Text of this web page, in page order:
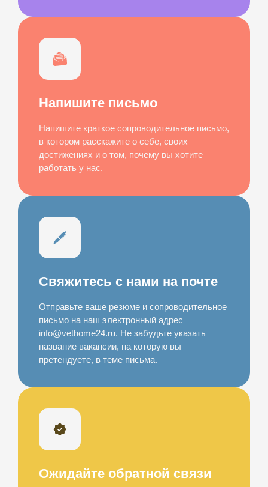
Напишите письмо
Напишите краткое сопроводительное письмо,
в котором расскажите о себе, своих
достижениях и о том, почему вы хотите
работать у нас.
Свяжитесь с нами на почте
Отправьте ваше резюме и сопроводительное
письмо на наш электронный адрес
info@vethome24.ru. Не забудьте указать
название вакансии, на которую вы
претендуете, в теме письма.
Ожидайте обратной связи